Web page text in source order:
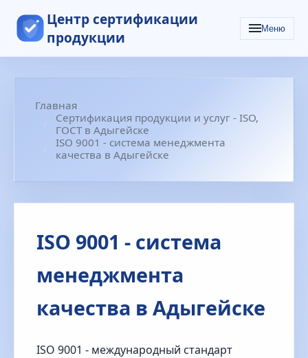
Центр сертификации
продукции
Меню
Главная
Сертификация продукции и услуг - ISO,
ГОСТ в Адыгейске
ISO 9001 - система менеджмента
качества в Адыгейске
ISO 9001 - система
менеджмента
качества в Адыгейске
ISO 9001 - международный стандарт